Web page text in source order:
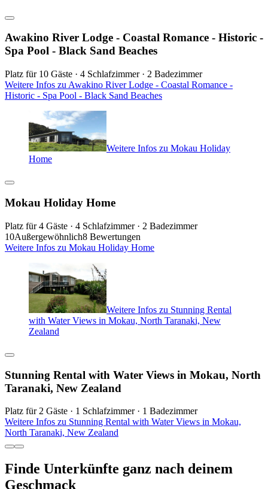
Awakino River Lodge - Coastal Romance - Historic -
Spa Pool - Black Sand Beaches
Platz für 10 Gäste · 4 Schlafzimmer · 2 Badezimmer
Weitere Infos zu Awakino River Lodge - Coastal Romance -
Historic - Spa Pool - Black Sand Beaches
Weitere Infos zu Mokau Holiday
Home
Mokau Holiday Home
Platz für 4 Gäste · 4 Schlafzimmer · 2 Badezimmer
10Außergewöhnlich8 Bewertungen
Weitere Infos zu Mokau Holiday Home
Weitere Infos zu Stunning Rental
with Water Views in Mokau, North Taranaki, New
Zealand
Stunning Rental with Water Views in Mokau, North
Taranaki, New Zealand
Platz für 2 Gäste · 1 Schlafzimmer · 1 Badezimmer
Weitere Infos zu Stunning Rental with Water Views in Mokau,
North Taranaki, New Zealand
Finde Unterkünfte ganz nach deinem
Geschmack